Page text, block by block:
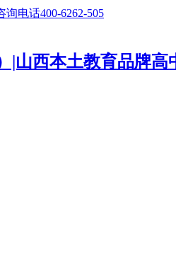
询电话400-6262-505